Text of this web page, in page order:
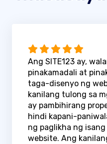
Ang SITE123 ay,
pinakamadali at
taga-disenyo ng
kanilang tulong sa
ay pambihirang
hindi kapani-
ng paglikha ng
website. Ang